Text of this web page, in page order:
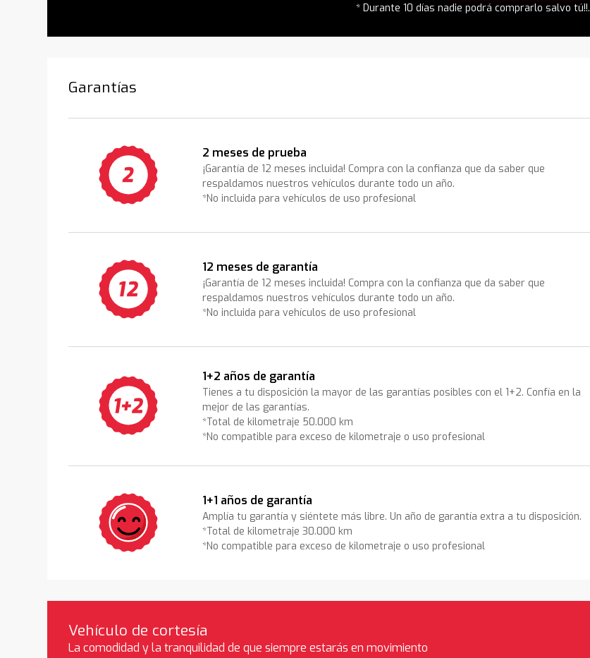
* Durante 10 días nadie podrá comprarlo salvo tú!!.
Garantías
2 meses de prueba
¡Garantía de 12 meses incluida! Compra con la confianza que da saber que
respaldamos nuestros vehículos durante todo un año.
*No incluida para vehículos de uso profesional
12 meses de garantía
¡Garantía de 12 meses incluida! Compra con la confianza que da saber que
respaldamos nuestros vehículos durante todo un año.
*No incluida para vehículos de uso profesional
1+2 años de garantía
Tienes a tu disposición la mayor de las garantías posibles con el 1+2. Confía en la
mejor de las garantías.
*Total de kilometraje 50.000 km
*No compatible para exceso de kilometraje o uso profesional
1+1 años de garantía
Amplía tu garantía y siéntete más libre. Un año de garantía extra a tu disposición.
*Total de kilometraje 30.000 km
*No compatible para exceso de kilometraje o uso profesional
Vehículo de cortesía
La comodidad y la tranquilidad de que siempre estarás en movimiento